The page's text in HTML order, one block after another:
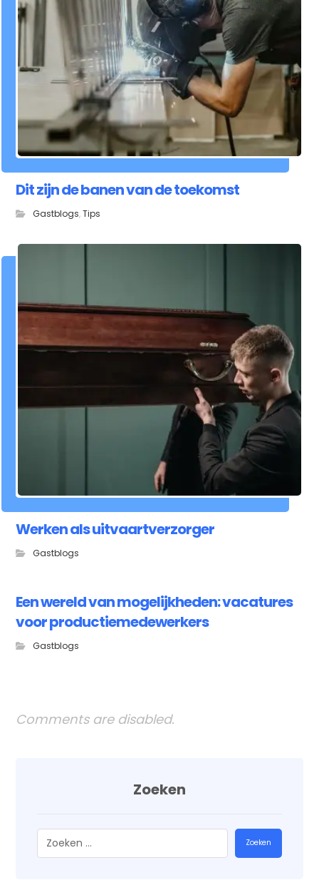
Dit zijn de banen van de toekomst
Gastblogs,Tips
Werken als uitvaartverzorger
Gastblogs
Een wereld van mogelijkheden: vacatures
voor productiemedewerkers
Gastblogs
Comments are disabled.
Zoeken
Zoeken